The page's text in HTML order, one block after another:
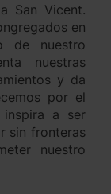
San Vicent.
en
de nuestro
nuestras
y da
por el
a ser
sin fronteras
nuestro